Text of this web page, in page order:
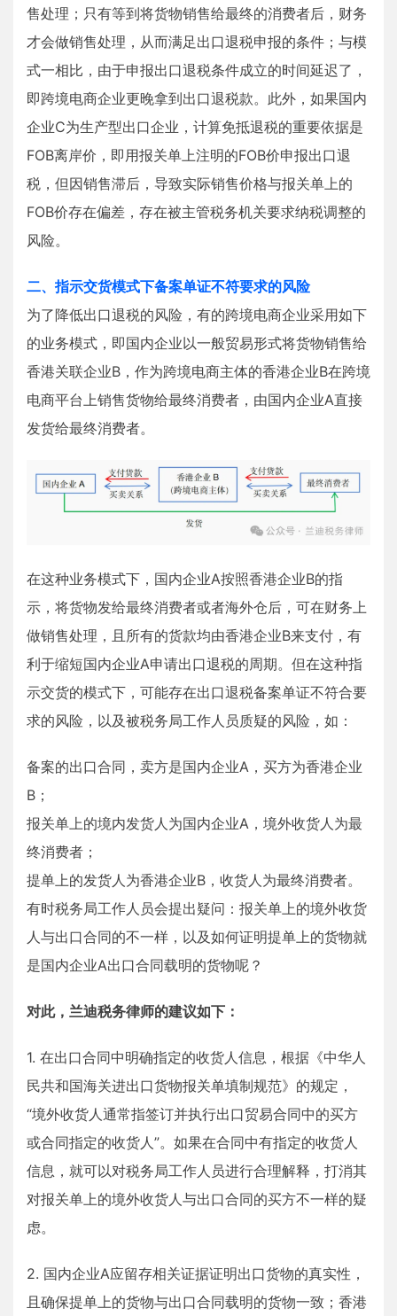
售处理；只有等到将货物销售给最终的消费者后，财务
才会做销售处理，从而满足出口退税申报的条件；与模
式一相比，由于申报出口退税条件成立的时间延迟了，
即跨境电商企业更晚拿到出口退税款。此外，如果国内
企业C为生产型出口企业，计算免抵退税的重要依据是
FOB离岸价，即用报关单上注明的FOB价申报出口退
税，但因销售滞后，导致实际销售价格与报关单上的
FOB价存在偏差，存在被主管税务机关要求纳税调整的
风险。
二、指示交货模式下备案单证不符要求的风险
为了降低出口退税的风险，有的跨境电商企业采用如下
的业务模式，即国内企业以一般贸易形式将货物销售给
香港关联企业B，作为跨境电商主体的香港企业B在跨境
电商平台上销售货物给最终消费者，由国内企业A直接
发货给最终消费者。
在这种业务模式下，国内企业A按照香港企业B的指
示，将货物发给最终消费者或者海外仓后，可在财务上
做销售处理，且所有的货款均由香港企业B来支付，有
利于缩短国内企业A申请出口退税的周期。但在这种指
示交货的模式下，可能存在出口退税备案单证不符合要
求的风险，以及被税务局工作人员质疑的风险，如：
备案的出口合同，卖方是国内企业A，买方为香港企业
B；
报关单上的境内发货人为国内企业A，境外收货人为最
终消费者；
提单上的发货人为香港企业B，收货人为最终消费者。
有时税务局工作人员会提出疑问：报关单上的境外收货
人与出口合同的不一样，以及如何证明提单上的货物就
是国内企业A出口合同载明的货物呢？
对此，兰迪税务律师的建议如下：
1. 在出口合同中明确指定的收货人信息，根据《中华人
民共和国海关进出口货物报关单填制规范》的规定，
“境外收货人通常指签订并执行出口贸易合同中的买方
或合同指定的收货人”。如果在合同中有指定的收货人
信息，就可以对税务局工作人员进行合理解释，打消其
对报关单上的境外收货人与出口合同的买方不一样的疑
虑。
2. 国内企业A应留存相关证据证明出口货物的真实性，
且确保提单上的货物与出口合同载明的货物一致；香港